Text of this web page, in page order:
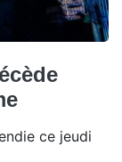
ce jeudi